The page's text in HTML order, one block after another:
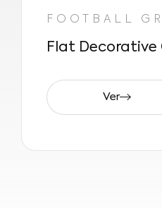
FOOTBALL
Flat Decorative
Ver